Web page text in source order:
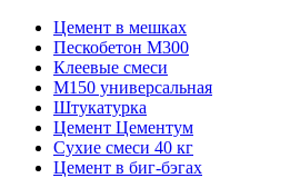
Цемент в мешках
Пескобетон М300
Клеевые смеси
М150 универсальная
Штукатурка
Цемент Цементум
Сухие смеси 40 кг
Цемент в биг-бэгах